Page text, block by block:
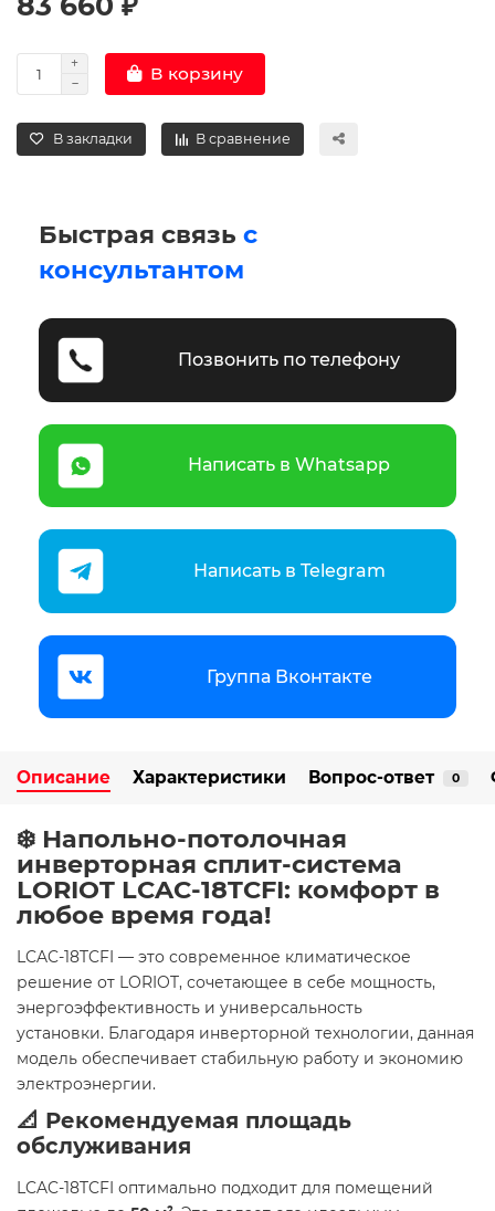
В корзину
В закладки В сравнение
Быстрая связь с
консультантом
Позвонить по телефону
Написать в Whatsapp
Написать в Telegram
Группа Вконтакте
Описание Характеристики Вопрос-ответ 0
❄️ Напольно-потолочная
инверторная сплит-система
LORIOT LCAC-18TCFI: комфорт в
любое время года!
LCAC-18TCFI — это современное климатическое
решение от LORIOT, сочетающее в себе мощность,
энергоэффективность и универсальность
установки. Благодаря инверторной технологии, данная
модель обеспечивает стабильную работу и экономию
электроэнергии.
📐 Рекомендуемая площадь
обслуживания
LCAC-18TCFI оптимально подходит для помещений